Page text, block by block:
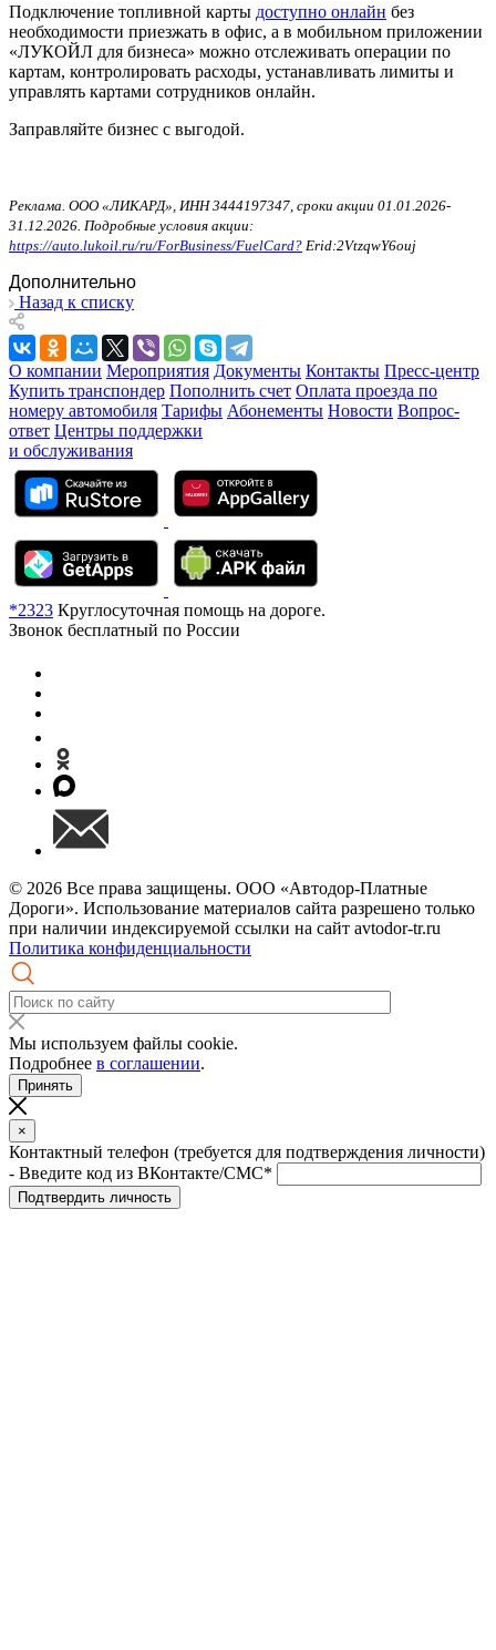
Подключение топливной карты доступно онлайн без
необходимости приезжать в офис, а в мобильном приложении
«ЛУКОЙЛ для бизнеса» можно отслеживать операции по
картам, контролировать расходы, устанавливать лимиты и
управлять картами сотрудников онлайн.
Заправляйте бизнес с выгодой.
Реклама. ООО «ЛИКАРД», ИНН 3444197347, сроки акции 01.01.2026-
31.12.2026. Подробные условия акции:
https://auto.lukoil.ru/ru/ForBusiness/FuelCard? Erid:2VtzqwY6ouj
Дополнительно
Назад к списку
О компании Мероприятия Документы Контакты Пресс-центр
Купить транспондер Пополнить счет Оплата проезда по
номеру автомобиля Тарифы Абонементы Новости Вопрос-
ответ Центры поддержки
и обслуживания
*2323 Круглосуточная помощь на дороге.
Звонок бесплатный по России
© 2026 Все права защищены. ООО «Автодор-Платные
Дороги». Использование материалов сайта разрешено только
при наличии индексируемой ссылки на сайт avtodor-tr.ru
Политика конфиденциальности
Мы используем файлы cookie.
Подробнее в соглашении.
Принять
×
Контактный телефон (требуется для подтверждения личности)
- Введите код из ВКонтакте/СМС*
Подтвердить личность